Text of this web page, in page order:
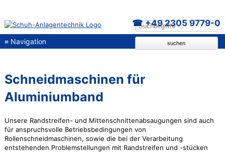
suchen
+49 2305 9779-0
≡Navigation
Schneidmaschinen für
Aluminiumband
Unsere Randstreifen- und Mittenschnittenabsaugungen sind auch
für anspruchsvolle Betriebsbedingungen von
Rollenschneidmaschinen, sowie die bei der Verarbeitung
entstehenden Problemstellungen mit Randstreifen und -stücken